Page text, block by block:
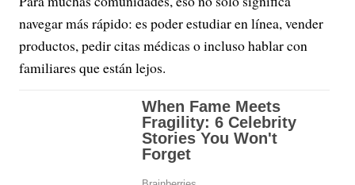
navegar más rápido: es poder estudiar en línea, vender
productos, pedir citas médicas o incluso hablar con
familiares que están lejos.